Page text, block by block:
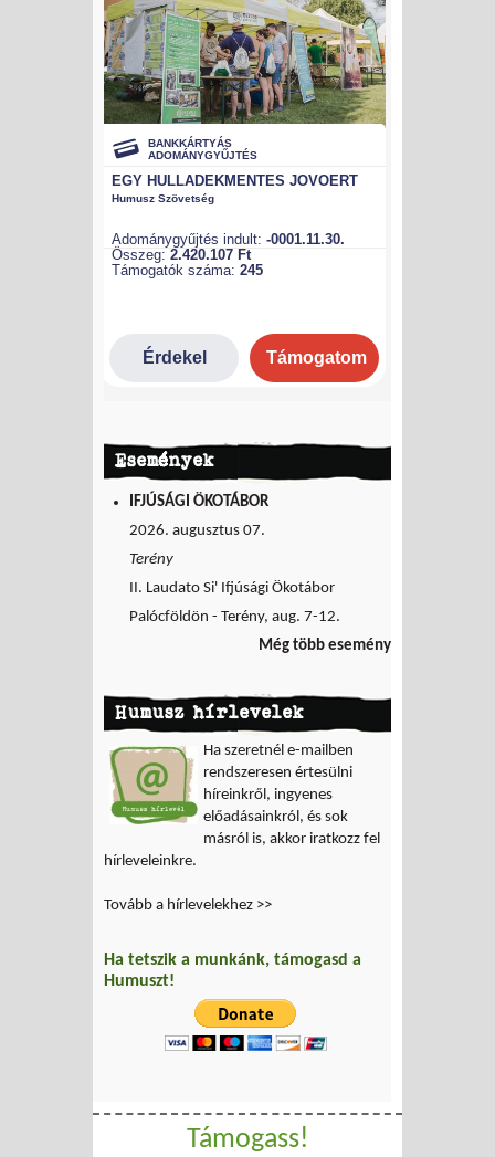
Események
IFJÚSÁGI ÖKOTÁBOR
2026. augusztus 07.
Terény
II. Laudato Si' Ifjúsági Ökotábor
Palócföldön - Terény, aug. 7-12.
Még több esemény
Humusz hírlevelek
Ha szeretnél e-mailben
rendszeresen értesülni
híreinkről, ingyenes
előadásainkról, és sok
másról is, akkor iratkozz fel
hírleveleinkre.
Tovább a hírlevelekhez >>
Ha tetszik a munkánk, támogasd a
Humuszt!
Támogass!